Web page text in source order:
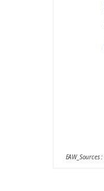
EAW_Sources